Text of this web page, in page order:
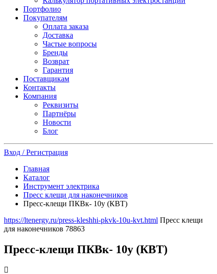
Портфолио
Покупателям
Оплата заказа
Доставка
Частые вопросы
Бренды
Возврат
Гарантия
Поставщикам
Контакты
Компания
Реквизиты
Партнёры
Новости
Блог
Вход / Регистрация
Главная
Каталог
Инструмент электрика
Пресс клещи для наконечников
Пресс-клещи ПКВк- 10у (КВТ)
https://ltenergy.ru/press-kleshhi-pkvk-10u-kvt.html Пресс клещи
для наконечников 78863
Пресс-клещи ПКВк- 10у (КВТ)